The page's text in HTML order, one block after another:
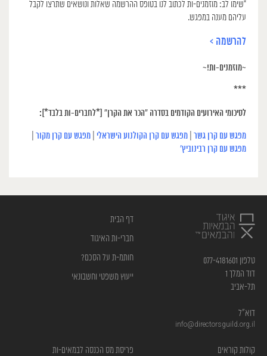
*שימו לב: מוזמנים-ות לכתוב לנו בטופס ההרשמה שאלות ונושאים שתרצו לקבל
עליהם מענה במפגש.
להרשמה >
~מוזמנים-ות!~
***
לסיכומי האירועים הקודמים בסדרה “הכר את הקרן” [*לחברים-ות בלבד*]:
מפגש עם קרן גשר מפגש עם קרן הקולנוע הישראלי מפגש עם קרן מקור
מפגש עם קרן רבינוביץ’
טלפון 077-4181601
דוד המלך 1
תל-אביב
דוא”ל
info@directorsguild.org.il
דף הבית
חברי-ות האיגוד
חותמ-ת על הסכם?
ייעוץ משפטי וחשבונאי
קולות קוראים פריסת מס הכנסה לבמאים-ות